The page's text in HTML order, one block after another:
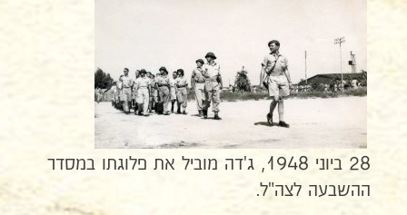
28 ביוני 1948, ג'דה מוביל את פלוגתו במסדר
ההשבעה לצה"ל.